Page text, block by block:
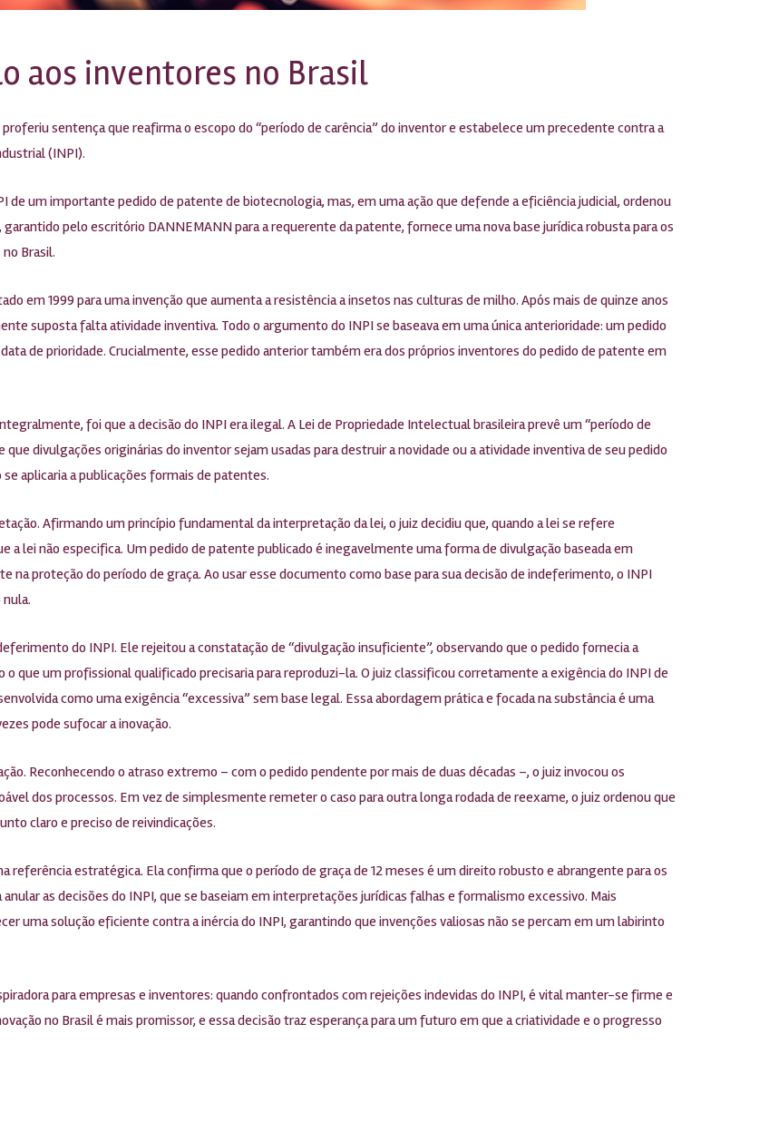
aos inventores no Brasil
sentença que reafirma o escopo do “período de carência” do inventor e estabelece um precedente contra a
(INPI).
de um importante pedido de patente de biotecnologia, mas, em uma ação que defende a eficiência judicial, ordenou
pelo escritório DANNEMANN para a requerente da patente, fornece uma nova base jurídica robusta para os
Brasil.
em 1999 para uma invenção que aumenta a resistência a insetos nas culturas de milho. Após mais de quinze anos
suposta falta atividade inventiva. Todo o argumento do INPI se baseava em uma única anterioridade: um pedido
de prioridade. Crucialmente, esse pedido anterior também era dos próprios inventores do pedido de patente em
foi que a decisão do INPI era ilegal. A Lei de Propriedade Intelectual brasileira prevê um “período de
divulgações originárias do inventor sejam usadas para destruir a novidade ou a atividade inventiva de seu pedido
aplicaria a publicações formais de patentes.
Afirmando um princípio fundamental da interpretação da lei, o juiz decidiu que, quando a lei se refere
a lei não especifica. Um pedido de patente publicado é inegavelmente uma forma de divulgação baseada em
proteção do período de graça. Ao usar esse documento como base para sua decisão de indeferimento, o INPI
do INPI. Ele rejeitou a constatação de “divulgação insuficiente”, observando que o pedido fornecia a
que um profissional qualificado precisaria para reproduzi-la. O juiz classificou corretamente a exigência do INPI de
como uma exigência “excessiva” sem base legal. Essa abordagem prática e focada na substância é uma
pode sufocar a inovação.
Reconhecendo o atraso extremo – com o pedido pendente por mais de duas décadas –, o juiz invocou os
dos processos. Em vez de simplesmente remeter o caso para outra longa rodada de reexame, o juiz ordenou que
claro e preciso de reivindicações.
referência estratégica. Ela confirma que o período de graça de 12 meses é um direito robusto e abrangente para os
as decisões do INPI, que se baseiam em interpretações jurídicas falhas e formalismo excessivo. Mais
uma solução eficiente contra a inércia do INPI, garantindo que invenções valiosas não se percam em um labirinto
para empresas e inventores: quando confrontados com rejeições indevidas do INPI, é vital manter-se firme e
no Brasil é mais promissor, e essa decisão traz esperança para um futuro em que a criatividade e o progresso